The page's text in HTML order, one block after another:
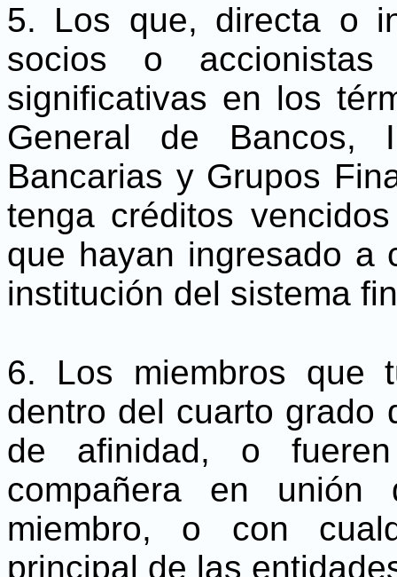
5. Los que, directa o
socios o accionistas
significativas en los
General de Bancos,
Bancarias y Grupos
tenga créditos
que hayan ingresado a
institución del sistema
6. Los miembros que
dentro del cuarto grado
de afinidad, o
compañera en
miembro, o con
principal de las